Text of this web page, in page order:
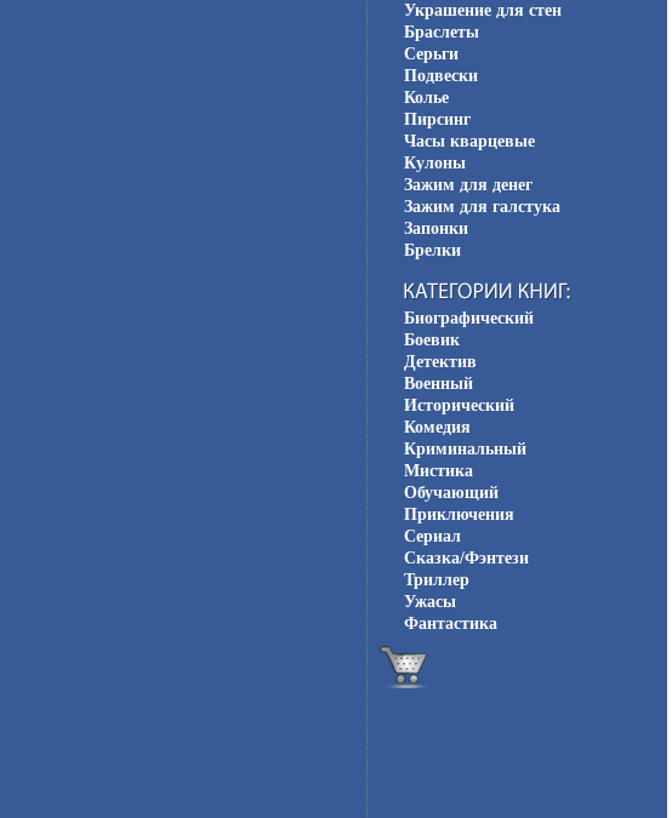
Украшение для стен
Браслеты
Серьги
Подвески
Колье
Пирсинг
Часы кварцевые
Кулоны
Зажим для денег
Зажим для галстука
Запонки
Брелки
Биографический
Боевик
Детектив
Военный
Исторический
Комедия
Криминальный
Мистика
Обучающий
Приключения
Сериал
Сказка/Фэнтези
Триллер
Ужасы
Фантастика